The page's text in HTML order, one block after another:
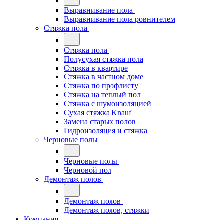
Выравнивание пола
Выравнивание пола ровнителем
Стяжка пола
Стяжка пола
Полусухая стяжка пола
Стяжка в квартире
Стяжка в частном доме
Стяжка по профлисту
Стяжка на теплый пол
Стяжка с шумоизоляцией
Сухая стяжка Knauf
Замена старых полов
Гидроизоляция и стяжка
Черновые полы
Черновые полы
Черновой пол
Демонтаж полов
Демонтаж полов
Демонтаж полов, стяжки